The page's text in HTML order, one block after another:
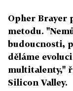
Opher Brayer
metodu.
budoucnosti,
děláme
multitalenty,"
Silicon Valley.